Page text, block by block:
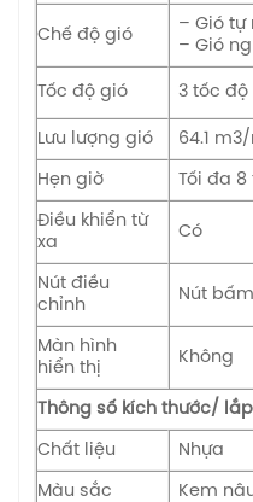
Chế độ gió
– Gió tự
– Gió
Tốc độ gió 3 tốc độ
Lưu lượng gió 64.1
Hẹn giờ Tối đa 8
Điều khiển từ
xa
Có
Nút điều
chỉnh
Nút bấm
Màn hình
hiển thị
Không
Thông số kích thước/
Chất liệu Nhựa
Màu sắc Kem